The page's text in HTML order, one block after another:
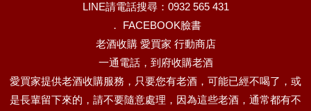
LINE請電話搜尋：0932 565 431
． FACEBOOK臉書
老酒收購 愛買家 行動商店
一通電話，到府收購老酒
愛買家提供老酒收購服務，只要您有老酒，可能已經不喝了，或
是長輩留下來的，請不要隨意處理，因為這些老酒，通常都有不